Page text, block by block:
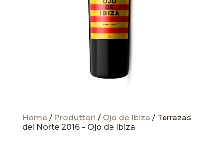
Home/ Produttori / Ojo de Ibiza / Terrazas
del Norte 2016 – Ojo de Ibiza